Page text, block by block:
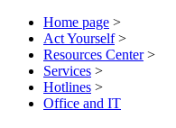
Home page >
Act Yourself >
Resources Center >
Services >
Hotlines >
Office and IT